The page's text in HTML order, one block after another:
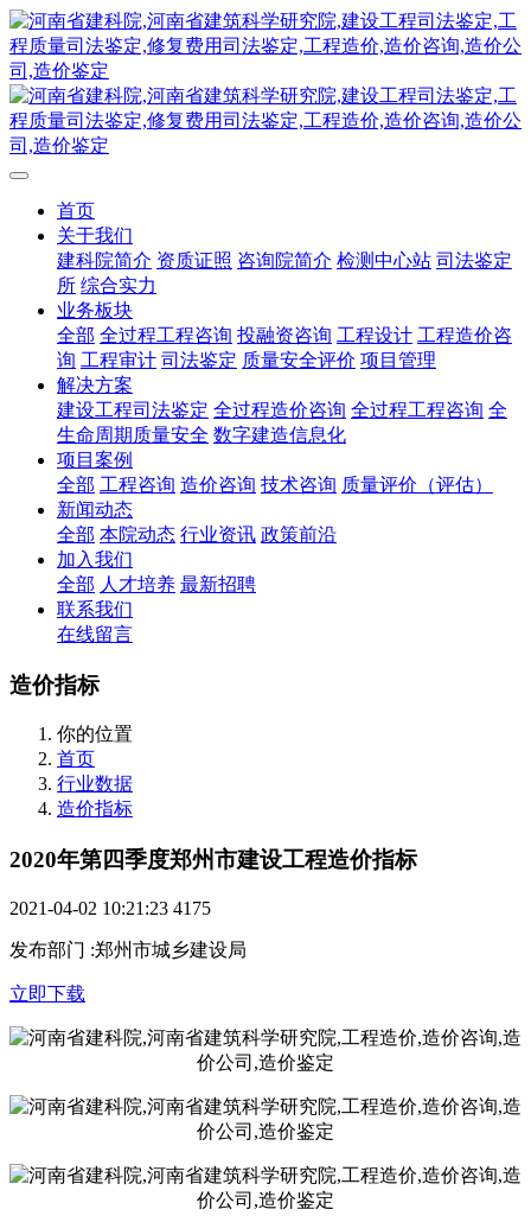
首页
关于我们
建科院简介 资质证照 咨询院简介 检测中心站 司法鉴定
所 综合实力
业务板块
全部 全过程工程咨询 投融资咨询 工程设计 工程造价咨
询 工程审计 司法鉴定 质量安全评价 项目管理
解决方案
建设工程司法鉴定 全过程造价咨询 全过程工程咨询 全
生命周期质量安全 数字建造信息化
项目案例
全部 工程咨询 造价咨询 技术咨询 质量评价（评估）
新闻动态
全部 本院动态 行业资讯 政策前沿
加入我们
全部 人才培养 最新招聘
联系我们
在线留言
造价指标
你的位置
首页
行业数据
造价指标
2020年第四季度郑州市建设工程造价指标
2021-04-02 10:21:23 4175
发布部门 :郑州市城乡建设局
立即下载